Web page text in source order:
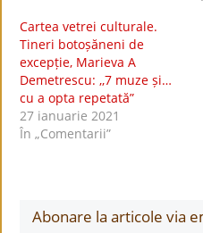
Cartea vetrei culturale.
Tineri botoșăneni de
excepție, Marieva A
Demetrescu: ,,7 muze și…
cu a opta repetată”
27 ianuarie 2021
În „Comentarii”
Abonare la articole via